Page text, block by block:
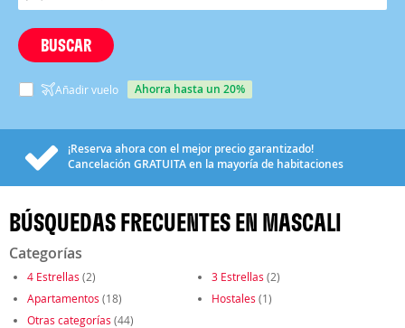
BUSCAR
Añadir vuelo ahorra hasta un 20%
¡Reserva ahora con el mejor precio garantizado!
Cancelación GRATUITAen la mayoría de habitaciones
BÚSQUEDAS FRECUENTES EN MASCALI
Categorías
4 Estrellas (2) 3 Estrellas (2)
Apartamentos (18) Hostales (1)
Otras categorías (44)